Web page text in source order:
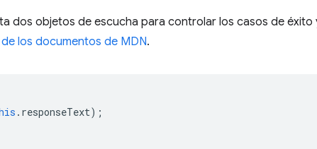
dos objetos de escucha para controlar los casos de éxito
de los documentos de MDN.
. responseText);